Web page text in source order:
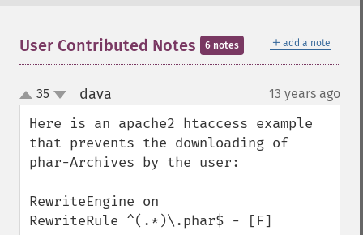
＋ add a note
User Contributed Notes 6 notes
up
down
35 dava 13 years ago
Here is an apache2 htaccess example
that prevents the downloading of
phar-Archives by the user:
RewriteEngine on
RewriteRule ^(.*)\.phar$ - [F]